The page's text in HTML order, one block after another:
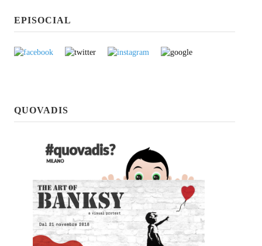
EPISOCIAL
QUOVADIS